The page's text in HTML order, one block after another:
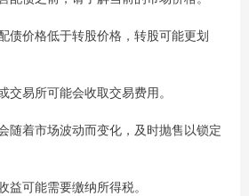
债价格低于转股价格，转股可能更划
交易所可能会收取交易费用。
随着市场波动而变化，及时抛售以锁定
益可能需要缴纳所得税。